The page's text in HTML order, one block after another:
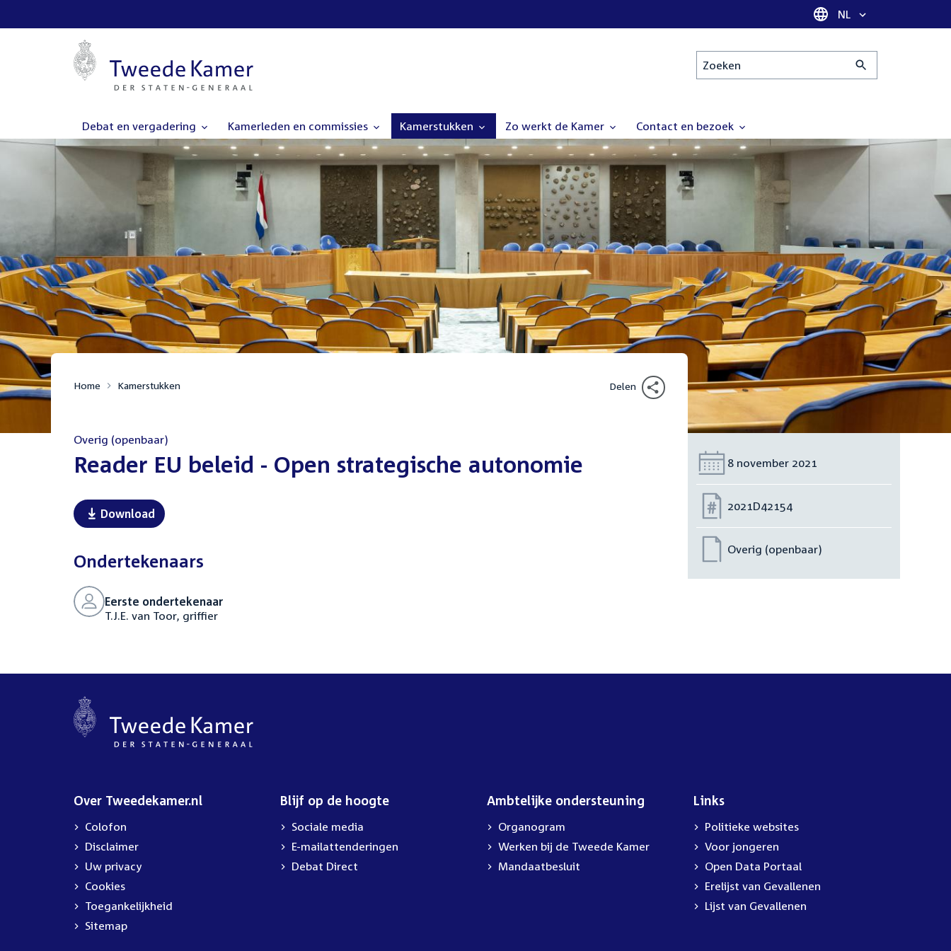
Taal selectie
NL
Zoeken
Debat en vergadering Kamerleden en commissies Kamerstukken Zo werkt de Kamer Contact en bezoek
Home Kamerstukken Delen
Overig (openbaar)
:Reader EU beleid - Open strategische autonomie
Download
Ondertekenaars
Eerste ondertekenaar
T.J.E. van Toor, griffier
Datum:
8 november 2021
Nummer:
2021D42154
Overig (openbaar)
Over Tweedekamer.nl
Colofon
Disclaimer
Uw privacy
Cookies
Toegankelijkheid
Sitemap
Blijf op de hoogte
Sociale media
E-mailattenderingen
Debat Direct
Ambtelijke ondersteuning
Organogram
Werken bij de Tweede Kamer
Mandaatbesluit
Links
Politieke websites
Voor jongeren
Open Data Portaal
Erelijst van Gevallenen
Lijst van Gevallenen